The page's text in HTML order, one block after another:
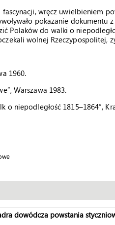
wręcz uwielbieniem
pokazanie dokumentu
Polaków do walki o
wolnej Rzeczypospolitej,
1960.
Warszawa 1983.
o niepodległość 1815–1864”,
dowódcza powstania